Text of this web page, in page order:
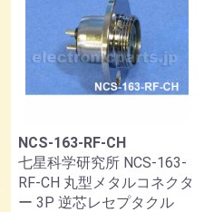
NCS-163-RF-CH
七星科学研究所 NCS-163-
RF-CH 丸型メタルコネクタ
ー 3P 逆芯レセプタクル